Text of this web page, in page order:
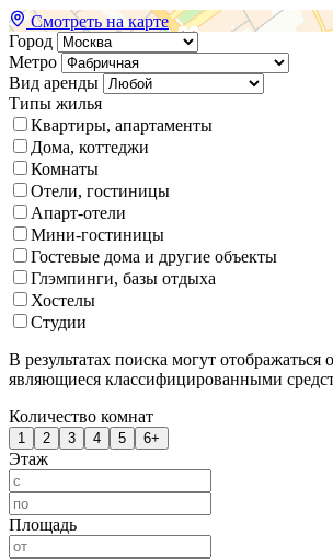
Смотреть на карте
Город
Метро
Вид аренды
Типы жилья
Квартиры, апартаменты
Дома, коттеджи
Комнаты
Отели, гостиницы
Апарт-отели
Мини-гостиницы
Гостевые дома и другие объекты
Глэмпинги, базы отдыха
Хостелы
Студии
В результатах поиска могут отображаться
являющиеся классифицированными
Количество комнат
1 2 3 4 5 6+
Этаж
Площадь